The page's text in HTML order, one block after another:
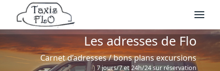
Les adresses de Flo
Carnet d’adresses / bons plans excursions
7 jours/7 et 24h/24 sur réservation